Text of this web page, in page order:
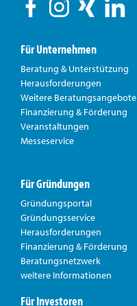
Für Unternehmen
Beratung & Unterstützung
Herausforderungen
Weitere Beratungsangebote
Finanzierung & Förderung
Veranstaltungen
Messeservice
Für Gründungen
Gründungsportal
Gründungsservice
Herausforderungen
Finanzierung & Förderung
Beratungsnetzwerk
weitere Informationen
Für Investoren